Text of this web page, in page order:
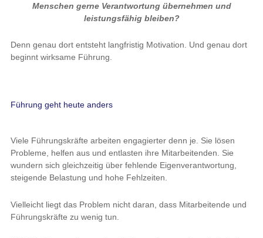
Menschen gerne Verantwortung übernehmen und
leistungsfähig bleiben?
Denn genau dort entsteht langfristig Motivation. Und genau dort
beginnt wirksame Führung.
Führung geht heute anders
Viele Führungskräfte arbeiten engagierter denn je. Sie lösen
Probleme, helfen aus und entlasten ihre Mitarbeitenden. Sie
wundern sich gleichzeitig über fehlende Eigenverantwortung,
steigende Belastung und hohe Fehlzeiten.
Vielleicht liegt das Problem nicht daran, dass Mitarbeitende und
Führungskräfte zu wenig tun.